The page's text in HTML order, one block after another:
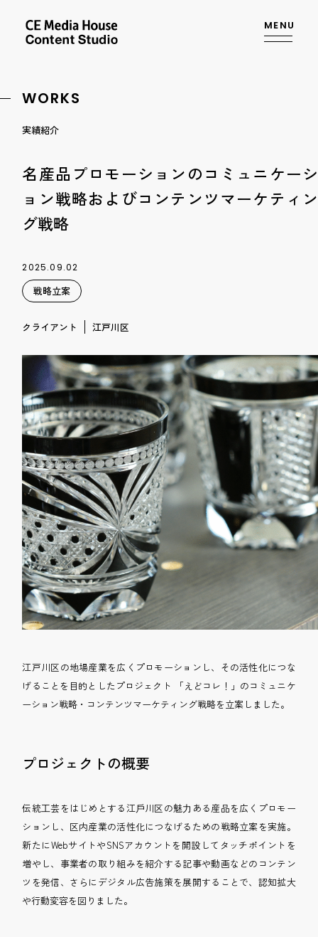
MENU
WORKS
実績紹介
2025.09.02
戦略立案
クライアント 江戸川区
名産品プロモーションのコミュニケーシ
ョン戦略およびコンテンツマーケティン
グ戦略
江戸川区の地場産業を広くプロモーションし、その活性化につな
げることを目的としたプロジェクト 「えどコレ！」のコミュニケ
ーション戦略・コンテンツマーケティング戦略を立案しました。
プロジェクトの概要
伝統⼯芸をはじめとする江⼾川区の魅⼒ある産品を広くプロモー
ションし、区内産業の活性化につなげるための戦略立案を実施。
新たにWebサイトやSNSアカウントを開設してタッチポイントを
増やし、事業者の取り組みを紹介する記事や動画などのコンテン
ツを発信、さらにデジタル広告施策を展開することで、認知拡大
や行動変容を図りました。